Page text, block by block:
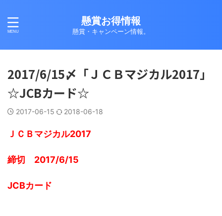
懸賞お得情報
懸賞・キャンペーン情報。
2017/6/15〆「ＪＣＢマジカル2017」
☆JCBカード☆
2017-06-15 2018-06-18
ＪＣＢマジカル2017
締切 2017/6/15
JCBカード